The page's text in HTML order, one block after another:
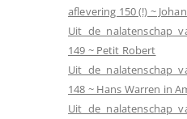
aflevering 150 (!) ~
Uit de nalatenschap
149 ~ Petit Robert
Uit de nalatenschap
148 ~ Hans Warren in
Uit de nalatenschap